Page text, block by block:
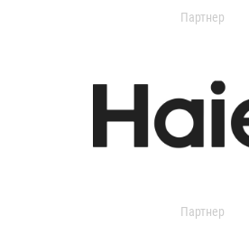
Партнер
Партнер